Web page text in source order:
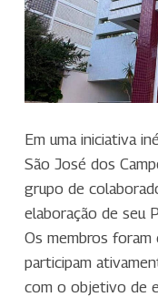
Em uma iniciativa
São José dos
grupo de
elaboração de seu
Os membros foram
participam
com o objetivo de